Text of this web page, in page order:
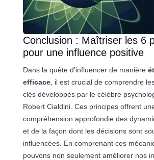
Conclusion : Maîtriser les 6
pour une influence positive
Dans la quête d’influencer de manière
efficace, il est crucial de comprendre
clés développés par le célèbre
Robert Cialdini. Ces principes offrent
compréhension approfondie des
et de la façon dont les décisions sont
influencées. En comprenant ces
pouvons non seulement améliorer nos